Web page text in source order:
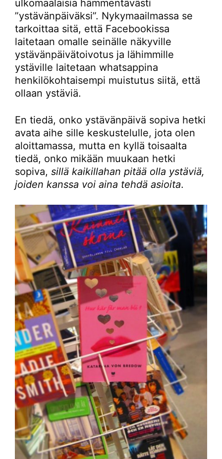
ulkomaalaisia hämmentävästi
”ystävänpäiväksi”. Nykymaailmassa se
tarkoittaa sitä, että Facebookissa
laitetaan omalle seinälle näkyville
ystävänpäivätoivotus ja lähimmille
ystäville laitetaan whatsappina
henkilökohtaisempi muistutus siitä, että
ollaan ystäviä.
En tiedä, onko ystävänpäivä sopiva hetki
avata aihe sille keskustelulle, jota olen
aloittamassa, mutta en kyllä toisaalta
tiedä, onko mikään muukaan hetki
sopiva, sillä kaikillahan pitää olla ystäviä,
joiden kanssa voi aina tehdä asioita.